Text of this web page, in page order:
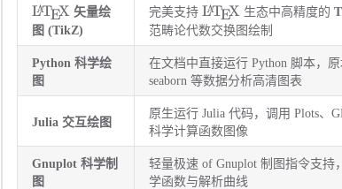
\LaTeX
LATEX 矢量绘
图 (TikZ)
完美支持 \LaTeX
LATEX 生态中高精度的
范畴论代数交换图绘制
Python 科学绘
图
在文档中直接运行 Python 脚本，原
seaborn 等数据分析高清图表
Julia 交互绘图
原生运行 Julia 代码，调用 Plots、
科学计算函数图像
Gnuplot 科学制
图
轻量极速 of Gnuplot 制图指令支持
学函数与解析曲线